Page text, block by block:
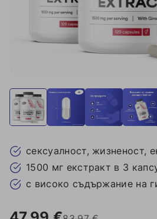
сексуалност, жизненост,
1500 мг екстракт в 3
с високо съдържание на